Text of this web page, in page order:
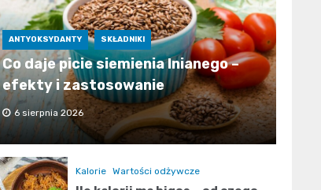
ANTYOKSYDANTY SKŁADNIKI
Co daje picie siemienia lnianego –
efekty i zastosowanie
6 sierpnia 2026
Kalorie Wartości odżywcze